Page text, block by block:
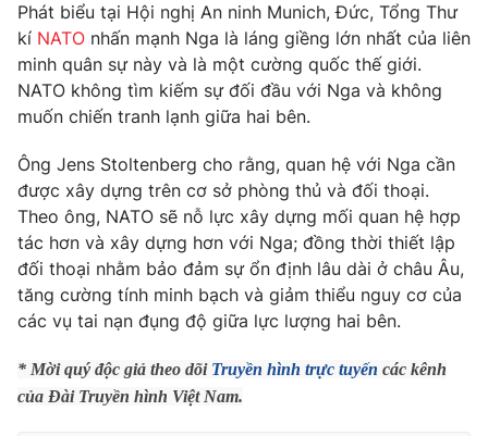
Tin tức
Thế giới đó đây
Câu chuyện quốc tế
Kinh tế
Tài chính
Thị trường
Góc doanh nghiệp
Dữ liệu và đời sống
Truyền hình
Phim VTV
Hậu trường
Nhân vật
Giải sao mai
Giải trí
Điện ảnh
Âm nhạc
Sao
Đời sống
Du lịch
Làm đẹp
Tuyển sinh
Phát biểu tại Hội nghị An ninh Munich, Đức, Tổng Thư
kí NATO nhấn mạnh Nga là láng giềng lớn nhất của liên
minh quân sự này và là một cường quốc thế giới.
NATO không tìm kiếm sự đối đầu với Nga và không
muốn chiến tranh lạnh giữa hai bên.
Ông Jens Stoltenberg cho rằng, quan hệ với Nga cần
được xây dựng trên cơ sở phòng thủ và đối thoại.
Theo ông, NATO sẽ nỗ lực xây dựng mối quan hệ hợp
tác hơn và xây dựng hơn với Nga; đồng thời thiết lập
đối thoại nhằm bảo đảm sự ổn định lâu dài ở châu Âu,
tăng cường tính minh bạch và giảm thiểu nguy cơ của
các vụ tai nạn đụng độ giữa lực lượng hai bên.
* Mời quý độc giả theo dõi Truyền hình trực tuyến các kênh
của Đài Truyền hình Việt Nam.